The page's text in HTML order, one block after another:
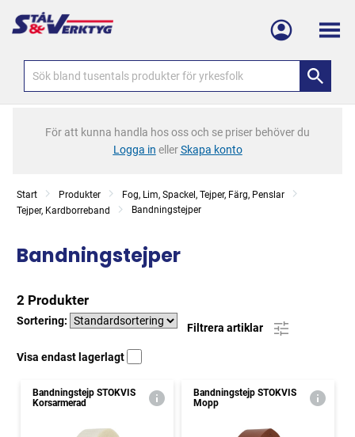
Meny
För att kunna handla hos oss och se priser behöver du
Logga in ellerSkapa konto
Start Produkter
Fog, Lim, Spackel, Tejper, Färg, Penslar
Tejper, Kardborreband
Bandningstejper
Bandningstejper
2 Produkter
Sortering:
Filtrera artiklar
Visa endast lagerlagt
Bandningstejp STOKVIS
Korsarmerad
Bandningstejp STOKVIS
Mopp